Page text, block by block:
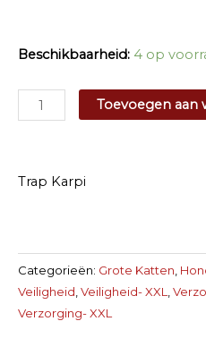
Beschikbaarheid: 4 op
Trap
Karpi
Toevoegen aan
Trap Karpi
Categorieën: Grote Katten
Veiligheid Veiligheid- XXL
Verzorging- XXL